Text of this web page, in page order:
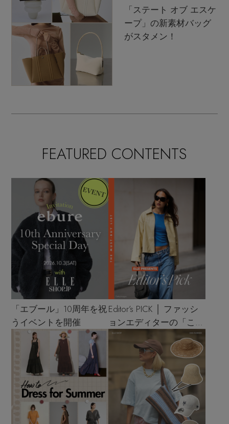
「ステート オブ エスケ
ープ」の新素材バッグ
がスタメン！
FEATURED CONTENTS
「エブール」10周年を祝
うイベントを開催
Editor’s PICK │ ファッシ
ョンエディターの「これ
買い！」リスト